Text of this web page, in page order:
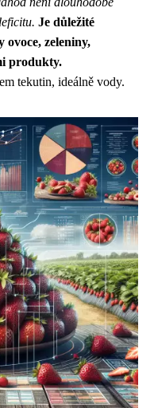
Je důležité
zeleniny,
produkty.
tekutin, ideálně vody.